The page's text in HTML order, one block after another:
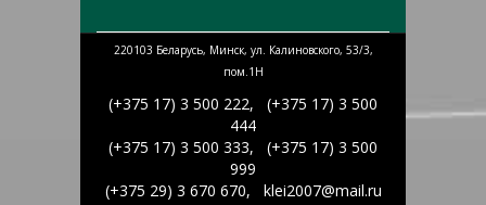
220103 Беларусь, Минск, ул. Калиновского, 53/3,
пом.1Н
(+375 17) 3 500 222, (+375 17) 3 500
444
(+375 17) 3 500 333, (+375 17) 3 500
999
(+375 29) 3 670 670, klei2007@mail.ru